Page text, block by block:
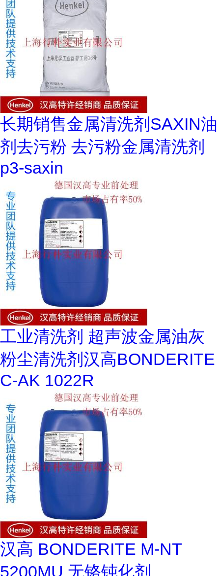
长期销售金属清洗剂SAXIN油
剂去污粉 去污粉金属清洗剂
p3-saxin
工业清洗剂 超声波金属油灰
粉尘清洗剂汉高BONDERITE
C-AK 1022R
汉高 BONDERITE M-NT
5200MU 无铬钝化剂